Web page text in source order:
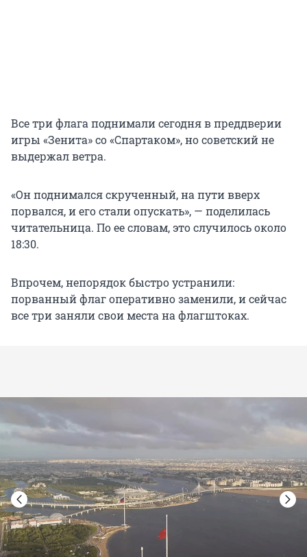
Все три флага поднимали сегодня в преддверии
игры «Зенита» со «Спартаком», но советский не
выдержал ветра.
«Он поднимался скрученный, на пути вверх
порвался, и его стали опускать», — поделилась
читательница. По ее словам, это случилось около
18:30.
Впрочем, непорядок быстро устранили:
порванный флаг оперативно заменили, и сейчас
все три заняли свои места на флагштоках.